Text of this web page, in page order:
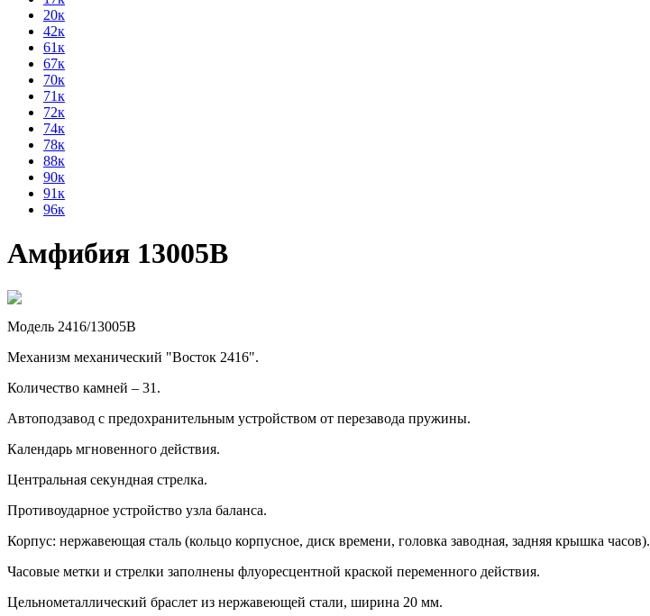
20к
42к
61к
67к
70к
71к
72к
74к
78к
88к
90к
91к
96к
Амфибия 13005В
Модель 2416/13005В
Механизм механический "Восток 2416".
Количество камней – 31.
Автоподзавод с предохранительным устройством от перезавода пружины.
Календарь мгновенного действия.
Центральная секундная стрелка.
Противоударное устройство узла баланса.
Корпус: нержавеющая сталь (кольцо корпусное, диск времени, головка заводная, задняя крышка часов).
Часовые метки и стрелки заполнены флуоресцентной краской переменного действия.
Цельнометаллический браслет из нержавеющей стали, ширина 20 мм.